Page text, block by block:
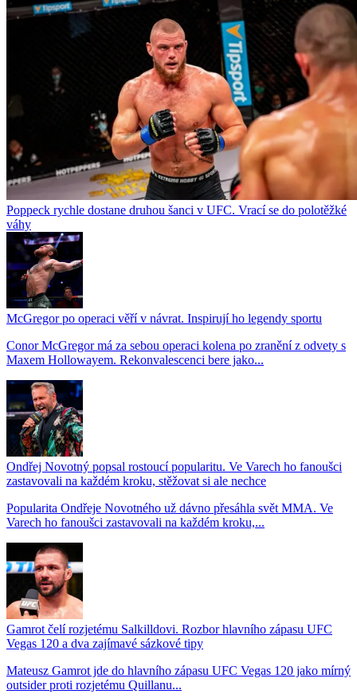
Poppeck rychle dostane druhou šanci v UFC. Vrací se do polotěžké
váhy
McGregor po operaci věří v návrat. Inspirují ho legendy sportu
Conor McGregor má za sebou operaci kolena po zranění z odvety s
Maxem Hollowayem. Rekonvalescenci bere jako...
Ondřej Novotný popsal rostoucí popularitu. Ve Varech ho fanoušci
zastavovali na každém kroku, stěžovat si ale nechce
Popularita Ondřeje Novotného už dávno přesáhla svět MMA. Ve
Varech ho fanoušci zastavovali na každém kroku,...
Gamrot čelí rozjetému Salkilldovi. Rozbor hlavního zápasu UFC
Vegas 120 a dva zajímavé sázkové tipy
Mateusz Gamrot jde do hlavního zápasu UFC Vegas 120 jako mírný
outsider proti rozjetému Quillanu...